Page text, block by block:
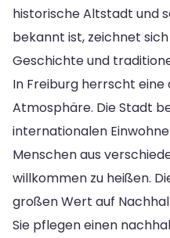
historische Altstadt und
bekannt ist, zeichnet
Geschichte und
In Freiburg herrscht
Atmosphäre. Die Stadt
internationalen
Menschen aus
willkommen zu heißen.
großen Wert auf
Sie pflegen einen